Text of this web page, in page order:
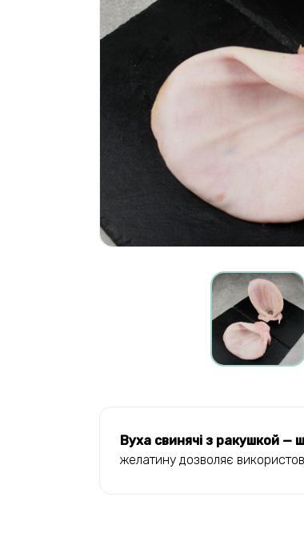
Вуха свинячі з ракушкой —
желатину дозволяє